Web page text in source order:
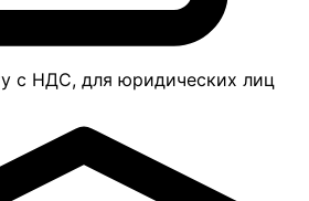
с НДС, для юридических лиц